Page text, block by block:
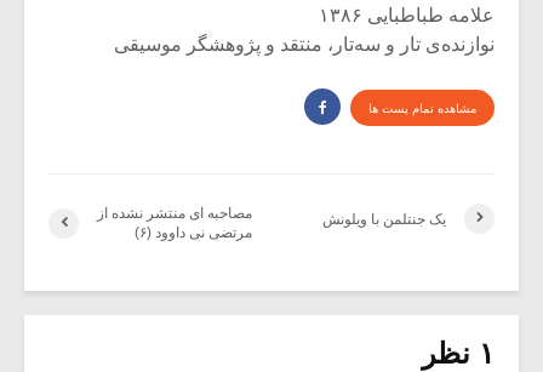
علامه طباطبایی ۱۳۸۶
نوازنده‌ی تار و سه‌تار، منتقد و پژوهشگر موسیقی
مشاهده تمام پست ها
مصاحبه ای منتشر نشده از
مرتضی نی داوود (۶)
یک جنتلمن با ویلونش
۱ نظر